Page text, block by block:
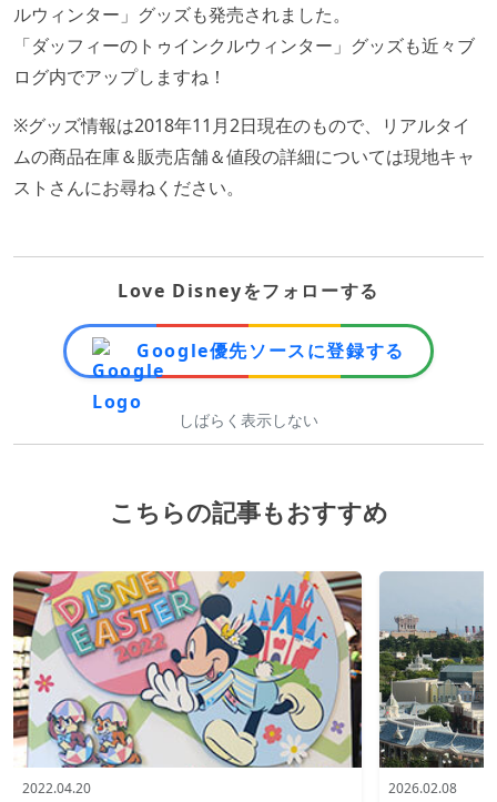
ルウィンター」グッズも発売されました。
「ダッフィーのトゥインクルウィンター」グッズも近々ブ
ログ内でアップしますね！
※グッズ情報は2018年11月2日現在のもので、リアルタイ
ムの商品在庫＆販売店舗＆値段の詳細については現地キャ
ストさんにお尋ねください。
Love Disneyをフォローする
Google優先ソースに登録する
しばらく表示しない
こちらの記事もおすすめ
2022.04.20 2026.02.08